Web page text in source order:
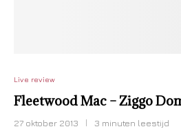
Live review
Fleetwood Mac – Ziggo
27 oktober 2013 3 minuten leestijd